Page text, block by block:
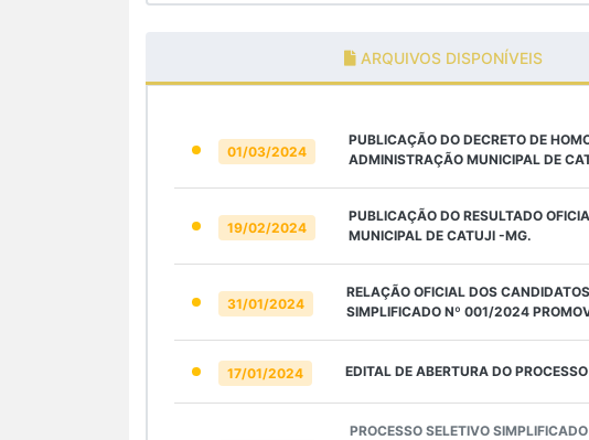
ARQUIVOS DISPONÍVEIS
01/03/2024
PUBLICAÇÃO DO DECRETO DE
ADMINISTRAÇÃO MUNICIPAL DE
19/02/2024
PUBLICAÇÃO DO RESULTADO
MUNICIPAL DE CATUJI -MG.
31/01/2024
RELAÇÃO OFICIAL DOS
SIMPLIFICADO Nº 001/2024
17/01/2024 EDITAL DE ABERTURA DO
PROCESSO SELETIVO